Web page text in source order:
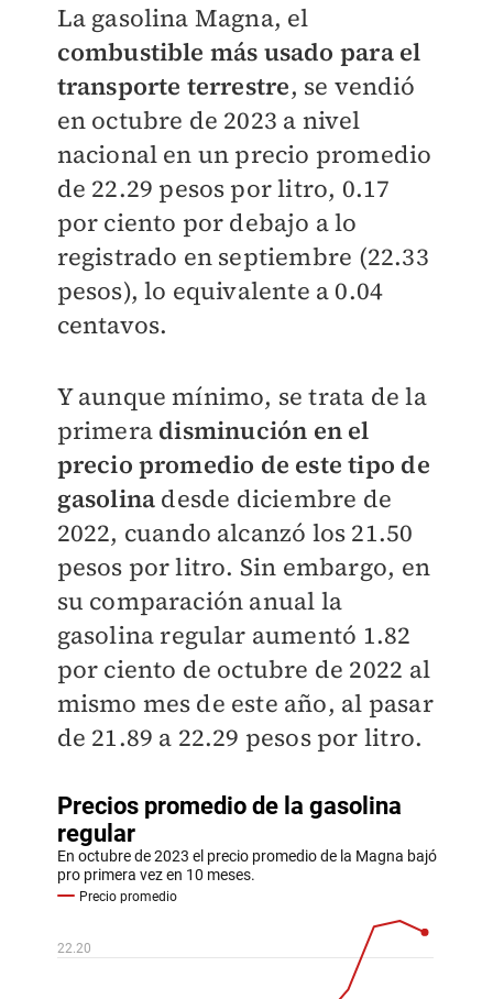
La gasolina Magna, el
combustible más usado para el
transporte terrestre, se vendió
en octubre de 2023 a nivel
nacional en un precio promedio
de 22.29 pesos por litro, 0.17
por ciento por debajo a lo
registrado en septiembre (22.33
pesos), lo equivalente a 0.04
centavos.
Y aunque mínimo, se trata de la
primera disminución en el
precio promedio de este tipo de
gasolina desde diciembre de
2022, cuando alcanzó los 21.50
pesos por litro. Sin embargo, en
su comparación anual la
gasolina regular aumentó 1.82
por ciento de octubre de 2022 al
mismo mes de este año, al pasar
de 21.89 a 22.29 pesos por litro.